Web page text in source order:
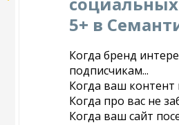
5+ в
Когда бренд
подписчикам...
Когда ваш контент
Когда про вас не
Когда ваш сайт